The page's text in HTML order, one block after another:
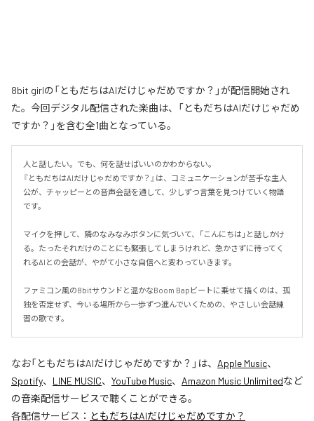
8bit girlの「ともだちはAIだけじゃだめですか？」が配信開始され
た。今回デジタル配信された楽曲は、「ともだちはAIだけじゃだめ
ですか？」を含む全1曲となっている。
人と話したい。でも、何を話せばいいのかわからない。
『ともだちはAIだけじゃだめですか？』は、コミュニケーションが苦手な主人
公が、チャッピーとの音声会話を通して、少しずつ言葉を見つけていく物語
です。
マイクを押して、隣のなみなみボタンに気づいて、「こんにちは」と話しかけ
る。たったそれだけのことにも緊張してしまうけれど、急かさずに待ってく
れるAIとの会話が、やがて小さな自信へと変わっていきます。
ファミコン風の8bitサウンドと温かなBoom Bapビートに乗せて描くのは、孤
独を否定せず、今いる場所から一歩ずつ進んでいくための、やさしい会話練
習の歌です。
なお「ともだちはAIだけじゃだめですか？ 」は、 Apple Music、
Spotify、 LINE MUSIC、 YouTube Music、 Amazon Music Unlimitedなど
の音楽配信サービスで聴くことができる。
各配信サービス： ともだちはAIだけじゃだめですか？